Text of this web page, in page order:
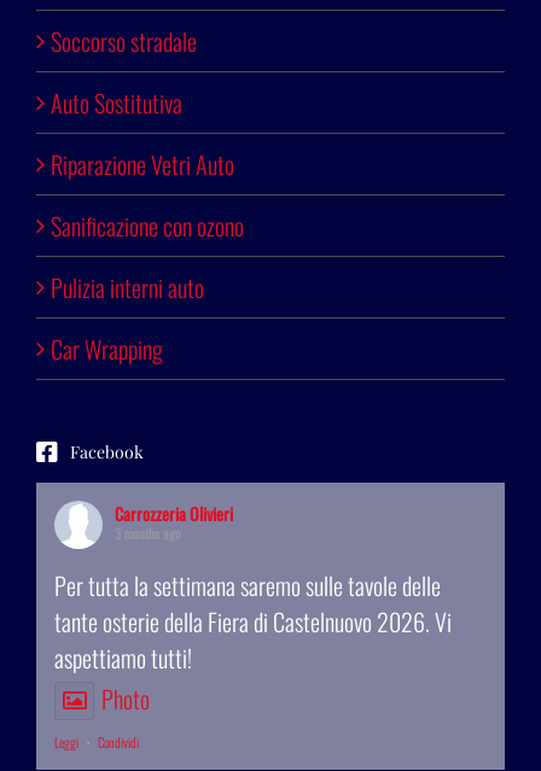
Soccorso stradale
Auto Sostitutiva
Riparazione Vetri Auto
Sanificazione con ozono
Pulizia interni auto
Car Wrapping
Facebook
Carrozzeria Olivieri
Per tutta la settimana saremo sulle tavole delle
tante osterie della Fiera di Castelnuovo 2026. Vi
aspettiamo tutti!
Photo
Leggi · Condividi